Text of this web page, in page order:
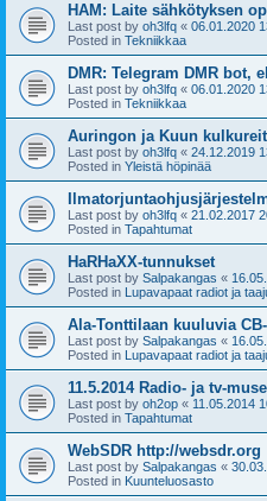
HAM: Laite sähkötyksen
Last post by oh3lfq « 06.01.2020
Posted in Tekniikkaa
DMR: Telegram DMR bot,
Last post by oh3lfq « 06.01.2020
Posted in Tekniikkaa
Auringon ja Kuun
Last post by oh3lfq « 24.12.2019
Posted in Yleistä höpinää
Last post by oh3lfq « 21.02.2017
Posted in Tapahtumat
HaRHaXX-tunnukset
Last post by Salpakangas «
Posted in Lupavapaat radiot ja
Ala-Tonttilaan kuuluvia
Last post by Salpakangas «
Posted in Lupavapaat radiot ja
11.5.2014 Radio- ja tv-
Last post by oh2op « 11.05.2014
Posted in Tapahtumat
WebSDR http://websdr.org
Last post by Salpakangas «
Posted in Kuunteluosasto